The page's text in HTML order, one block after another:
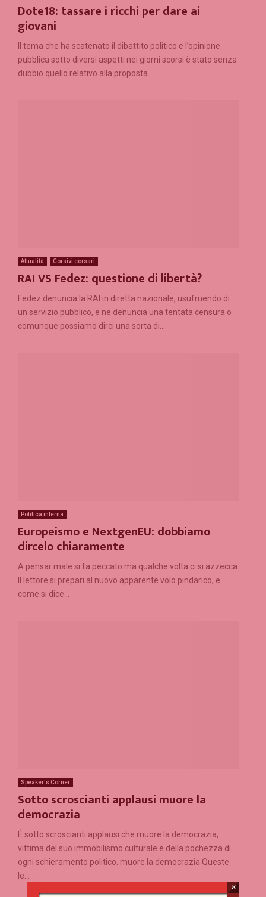
Dote18: tassare i ricchi per dare ai
giovani
Il tema che ha scatenato il dibattito politico e l’opinione
pubblica sotto diversi aspetti nei giorni scorsi è stato senza
dubbio quello relativo alla proposta...
Attualità Corsivi corsari
RAI VS Fedez: questione di libertà?
Fedez denuncia la RAI in diretta nazionale, usufruendo di
un servizio pubblico, e ne denuncia una tentata censura o
comunque possiamo dirci una sorta di...
Politica interna
Europeismo e NextgenEU: dobbiamo
dircelo chiaramente
A pensar male si fa peccato ma qualche volta ci si azzecca.
Il lettore si prepari al nuovo apparente volo pindarico, e
come si dice...
Speaker's Corner
Sotto scroscianti applausi muore la
democrazia
É sotto scroscianti applausi che muore la democrazia,
vittima del suo immobilismo culturale e della pochezza di
ogni schieramento politico. muore la democrazia Queste
le...
×